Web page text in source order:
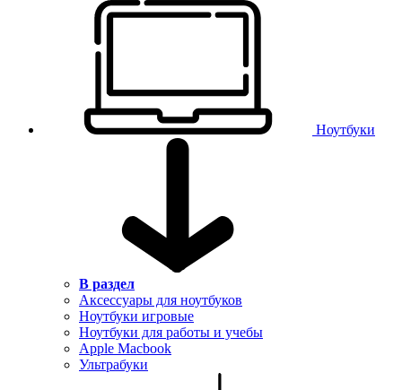
Ноутбуки
В раздел
Аксессуары для ноутбуков
Ноутбуки игровые
Ноутбуки для работы и учебы
Apple Macbook
Ультрабуки